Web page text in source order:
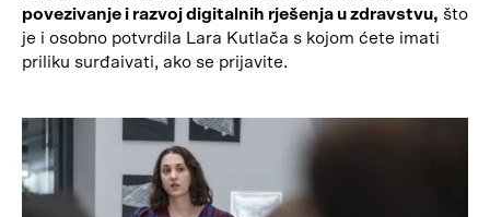
povezivanje i razvoj digitalnih rješenja u zdravstvu, što
je i osobno potvrdila Lara Kutlača s kojom ćete imati
priliku surđaivati, ako se prijavite.